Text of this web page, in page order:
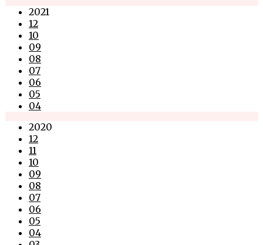
2021
12
10
09
08
07
06
05
04
2020
12
11
10
09
08
07
06
05
04